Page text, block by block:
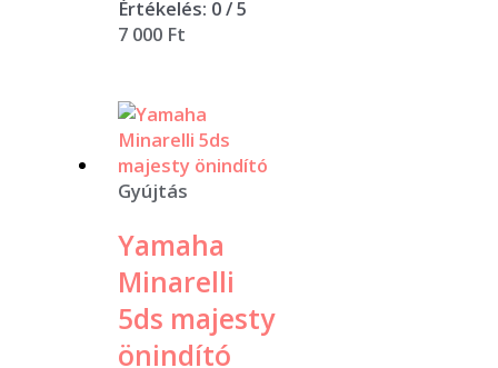
Értékelés: 0/ 5
7 000 Ft
Gyújtás
Yamaha
Minarelli
5ds majesty
önindító